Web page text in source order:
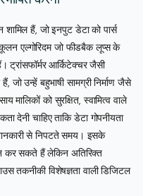
हैं, जो इनपुट डेटा को पार्स
एल्गोरिदम जो फीडबैक लूप्स के
ट्रांसफॉर्मर आर्किटेक्चर जैसी
जो उन्हें बहुभाषी सामग्री निर्माण जैसे
मालिकों को सुरक्षित, स्वामित्व वाले
देनी चाहिए ताकि डेटा गोपनीयता
से निपटते समय। इसके
कर सकते हैं लेकिन अतिरिक्त
तकनीकी विशेषज्ञता वाली डिजिटल